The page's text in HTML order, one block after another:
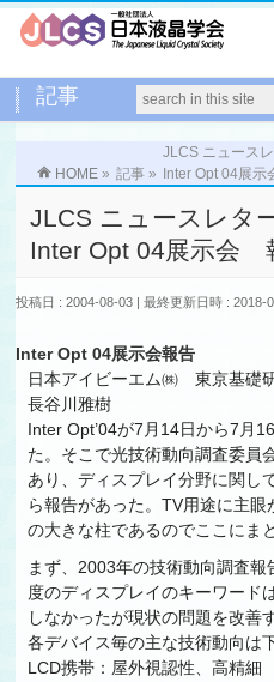
記事
HOME » 記事 »
JLCS ニュース
Inter Opt 04展
JLCS ニュースレタ
Inter Opt 04展示会
投稿日 : 2004-08-03 最終更新日時 : 2018-
Inter Opt 04展示会報告
日本アイビーエム㈱ 東京基礎
長谷川雅樹
Inter Opt’04が7月14日から7月
た。そこで光技術動向調査委員
あり、ディスプレイ分野に関し
ら報告があった。TV用途に主
の大きな柱であるのでここにま
まず、2003年の技術動向調査
度のディスプレイのキーワード
しなかったが現状の問題を改善
各デバイス毎の主な技術動向は
LCD携帯：屋外視認性、高精細